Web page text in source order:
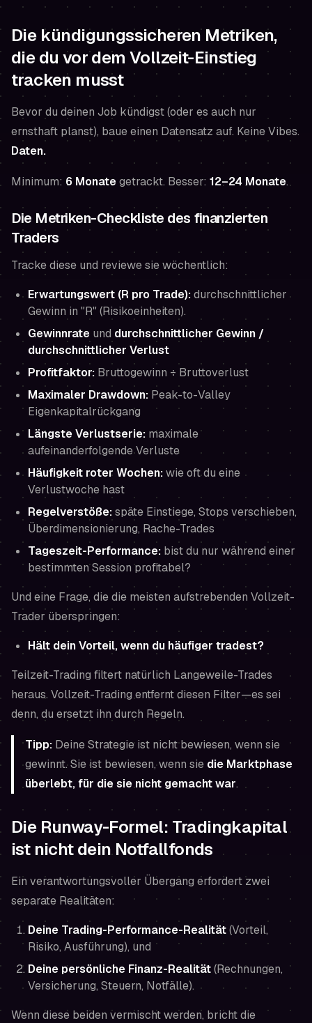
Die kündigungssicheren Metriken,
die du vor dem Vollzeit-Einstieg
tracken musst
Bevor du deinen Job kündigst (oder es auch nur
ernsthaft planst), baue einen Datensatz auf. Keine Vibes.
Daten.
Minimum: 6 Monategetrackt. Besser: 12–24 Monate.
Die Metriken-Checkliste des finanzierten
Traders
Tracke diese und reviewe sie wöchentlich:
Erwartungswert (R pro Trade):durchschnittlicher
Gewinn in "R" (Risikoeinheiten).
Gewinnrate und durchschnittlicher Gewinn /
durchschnittlicher Verlust
Profitfaktor: Bruttogewinn ÷ Bruttoverlust
Maximaler Drawdown: Peak-to-Valley
Eigenkapitalrückgang
Längste Verlustserie: maximale
aufeinanderfolgende Verluste
Häufigkeit roter Wochen:wie oft du eine
Verlustwoche hast
Regelverstöße:späte Einstiege, Stops verschieben,
Überdimensionierung, Rache-Trades
Tageszeit-Performance: bist du nur während einer
bestimmten Session profitabel?
Und eine Frage, die die meisten aufstrebenden Vollzeit-
Trader überspringen:
Hält dein Vorteil, wenn du häufiger tradest?
Teilzeit-Trading filtert natürlich Langeweile-Trades
heraus. Vollzeit-Trading entfernt diesen Filter—es sei
denn, du ersetzt ihn durch Regeln.
Tipp: Deine Strategie ist nicht bewiesen, wenn sie
gewinnt. Sie ist bewiesen, wenn sie die Marktphase
überlebt, für die sie nicht gemacht war.
Die Runway-Formel: Tradingkapital
ist nicht dein Notfallfonds
Ein verantwortungsvoller Übergang erfordert zwei
separate Realitäten:
Deine Trading-Performance-Realität(Vorteil,
Risiko, Ausführung), und
Deine persönliche Finanz-Realität(Rechnungen,
Versicherung, Steuern, Notfälle).
Wenn diese beiden vermischt werden, bricht die